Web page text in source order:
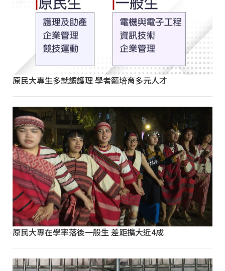
原民大專生多就讀護理 學者籲培育多元人才
原民大專在學率落後一般生 差距擴大近4成